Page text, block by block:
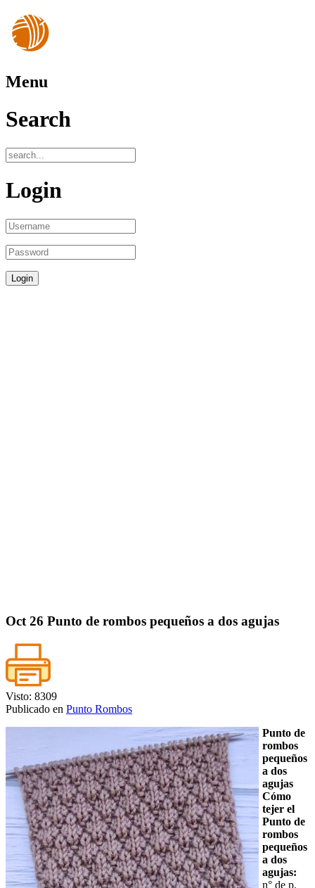
Menu
Search
Login
Oct 26 Punto de rombos pequeños a dos agujas
Visto: 8309
Publicado en Punto Rombos
Punto de
rombos
pequeños
a dos
agujas
Cómo
tejer el
Punto de
rombos
pequeños
a dos
agujas:
n° de p.